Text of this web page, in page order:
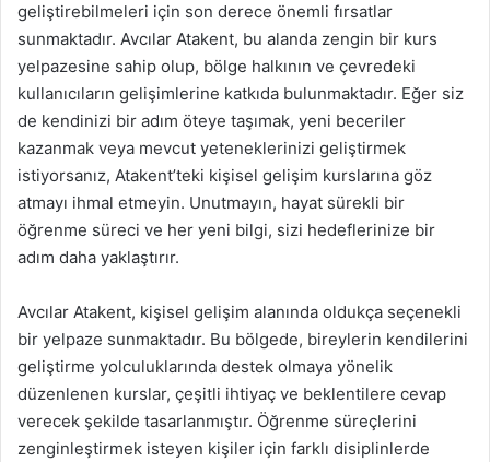
geliştirebilmeleri için son derece önemli fırsatlar
sunmaktadır. Avcılar Atakent, bu alanda zengin bir kurs
yelpazesine sahip olup, bölge halkının ve çevredeki
kullanıcıların gelişimlerine katkıda bulunmaktadır. Eğer siz
de kendinizi bir adım öteye taşımak, yeni beceriler
kazanmak veya mevcut yeteneklerinizi geliştirmek
istiyorsanız, Atakent’teki kişisel gelişim kurslarına göz
atmayı ihmal etmeyin. Unutmayın, hayat sürekli bir
öğrenme süreci ve her yeni bilgi, sizi hedeflerinize bir
adım daha yaklaştırır.
Avcılar Atakent, kişisel gelişim alanında oldukça seçenekli
bir yelpaze sunmaktadır. Bu bölgede, bireylerin kendilerini
geliştirme yolculuklarında destek olmaya yönelik
düzenlenen kurslar, çeşitli ihtiyaç ve beklentilere cevap
verecek şekilde tasarlanmıştır. Öğrenme süreçlerini
zenginleştirmek isteyen kişiler için farklı disiplinlerde